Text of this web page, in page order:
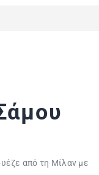
από τη Μίλαν με